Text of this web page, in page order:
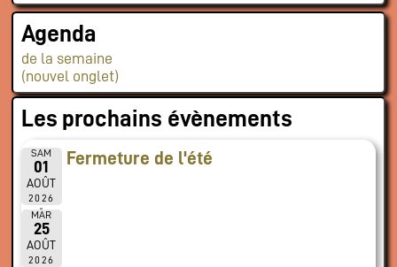
Agenda
de la semaine
(nouvel onglet)
Les prochains évènements
SAM
01
AOÛT
2026
MAR
25
AOÛT
2026
Fermeture de l'été